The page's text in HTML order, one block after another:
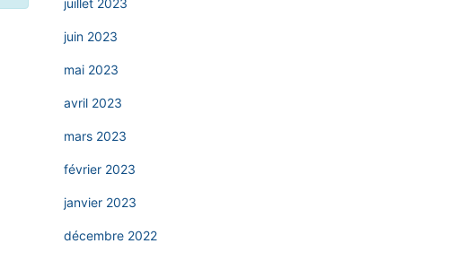
juillet 2023
juin 2023
mai 2023
avril 2023
mars 2023
février 2023
janvier 2023
décembre 2022